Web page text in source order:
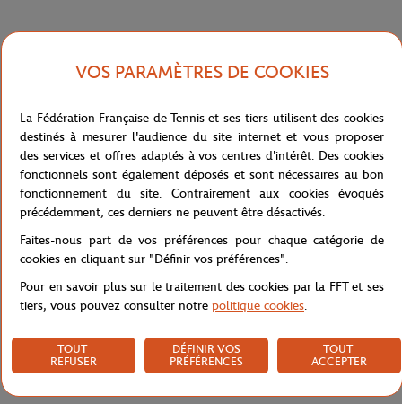
Description détaillée
coupe-vent léger, préparez-vous à toutes les occasions : qu'il
vente ou qu'il pleuve, vous serez protégés tout en restant stylé
avec ce coupe-vent blanc et son bandeau marine dans le dos.
Référence :RCVW0119-BLA
Caractéristiques
Livraison et retours
VOS PARAMÈTRES DE COOKIES
La Fédération Française de Tennis et ses tiers utilisent des cookies
destinés à mesurer l'audience du site internet et vous proposer
des services et offres adaptés à vos centres d'intérêt. Des cookies
fonctionnels sont également déposés et sont nécessaires au bon
fonctionnement du site. Contrairement aux cookies évoqués
précédemment, ces derniers ne peuvent être désactivés.
Faites-nous part de vos préférences pour chaque catégorie de
cookies en cliquant sur "Définir vos préférences".
Pour en savoir plus sur le traitement des cookies par la FFT et ses
tiers, vous pouvez consulter notre politique cookies.
TOUT
REFUSER
DÉFINIR VOS
PRÉFÉRENCES
TOUT
ACCEPTER